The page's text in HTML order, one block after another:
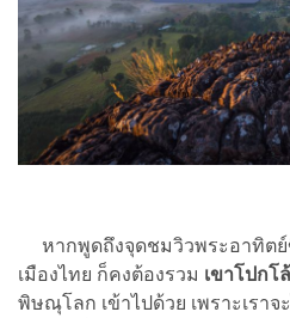
หากพูดถึงจุดชมวิวพระอาทิต
เมืองไทย ก็คงต้องรวม เขาโปกโ
พิษณุโลก เข้าไปด้วย เพราะเรา